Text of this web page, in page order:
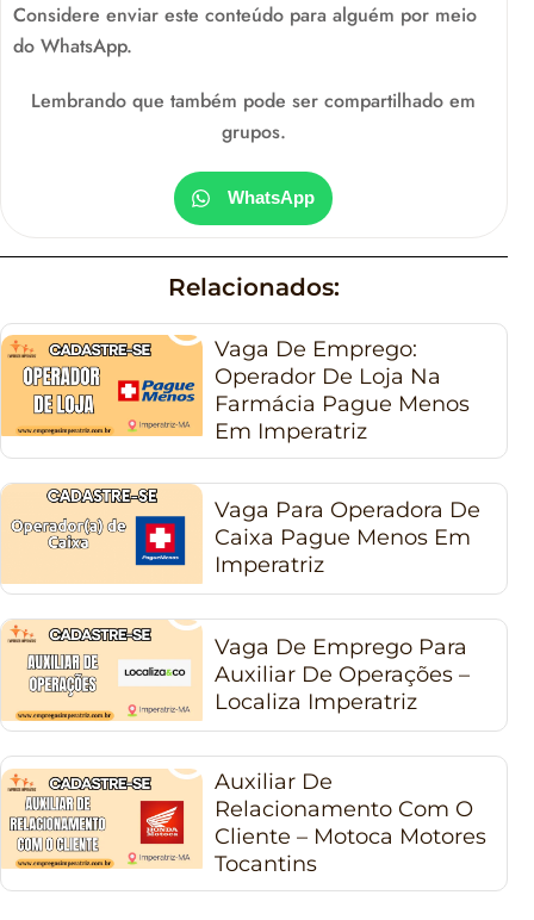
Considere enviar este conteúdo para alguém por meio
do WhatsApp.
Lembrando que também pode ser compartilhado em
grupos.
WhatsApp
Relacionados:
Vaga De Emprego:
Operador De Loja Na
Farmácia Pague Menos
Em Imperatriz
Vaga Para Operadora De
Caixa Pague Menos Em
Imperatriz
Vaga De Emprego Para
Auxiliar De Operações –
Localiza Imperatriz
Auxiliar De
Relacionamento Com O
Cliente – Motoca Motores
Tocantins